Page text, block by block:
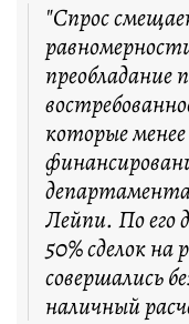
"Спрос
преобладание
которые
Лейпи. По его
50% сделок
совершались
наличный